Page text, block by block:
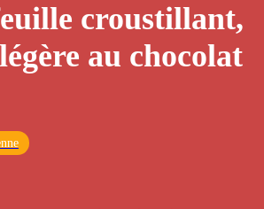
croustillant,
au chocolat